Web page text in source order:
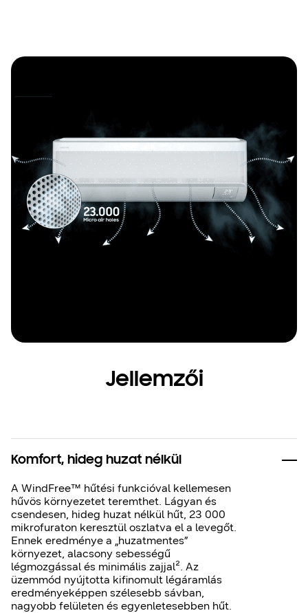
Jellemzői
Komfort, hideg huzat nélkül
A WindFree™ hűtési funkcióval kellemesen
hűvös környezetet teremthet. Lágyan és
csendesen, hideg huzat nélkül hűt, 23 000
mikrofuraton keresztül oszlatva el a levegőt.
Ennek eredménye a „huzatmentes”
környezet, alacsony sebességű
légmozgással és minimális zajjal². Az
üzemmód nyújtotta kifinomult légáramlás
eredményeképpen szélesebb sávban,
nagyobb felületen és egyenletesebben hűt.